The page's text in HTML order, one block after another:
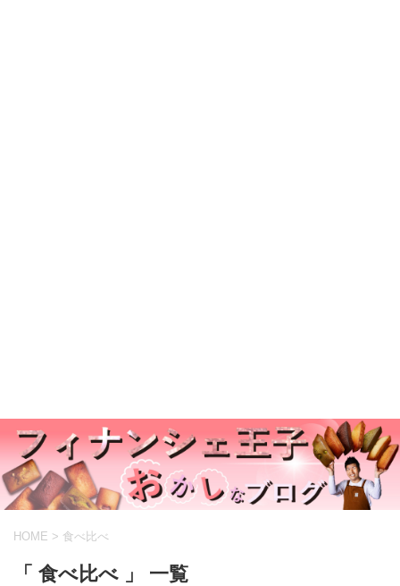
HOME > 食べ比べ
「 食べ比べ 」 一覧